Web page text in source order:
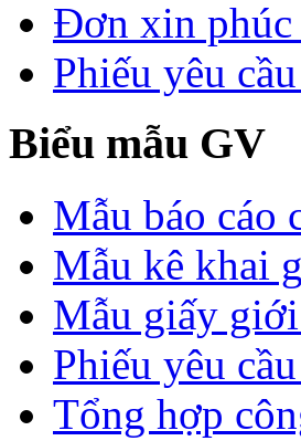
Đơn xin phúc
Phiếu yêu
Biểu mẫu GV
Mẫu báo cáo
Mẫu kê khai
Mẫu giấy
Phiếu yêu
Tổng hợp